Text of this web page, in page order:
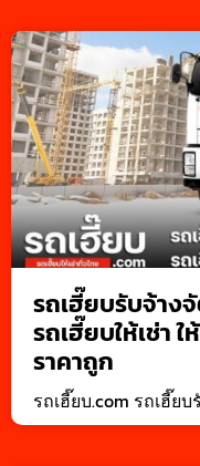
รถเฮี๊ยบรับจ้าง
รถเฮี๊ยบให้เช่า
ราคาถูก
รถเฮี๊ยบ.com รถเฮี๊ย